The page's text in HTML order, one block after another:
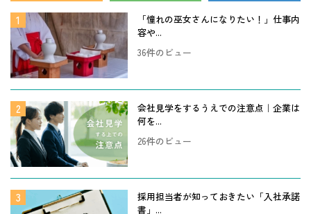
「憧れの巫女さんになりたい！」仕事内
容や...
36件のビュー
会社見学をするうえでの注意点｜企業は
何を...
26件のビュー
採用担当者が知っておきたい「入社承諾
書」...